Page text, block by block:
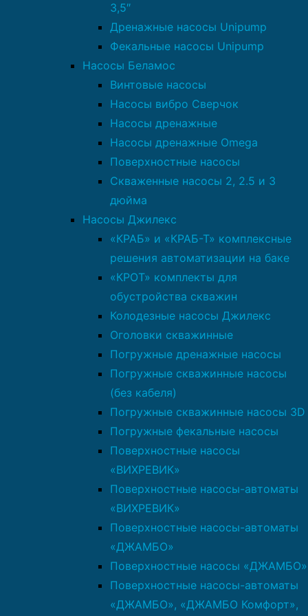
3,5″
Дренажные насосы Unipump
Фекальные насосы Unipump
Насосы Беламос
Винтовые насосы
Насосы вибро Сверчок
Насосы дренажные
Насосы дренажные Omega
Поверхностные насосы
Скваженные насосы 2, 2.5 и 3
дюйма
Насосы Джилекс
«КРАБ» и «КРАБ-Т» комплексные
решения автоматизации на баке
«КРОТ» комплекты для
обустройства скважин
Колодезные насосы Джилекс
Оголовки скважинные
Погружные дренажные насосы
Погружные скважинные насосы
(без кабеля)
Погружные скважинные насосы 3D
Погружные фекальные насосы
Поверхностные насосы
«ВИХРЕВИК»
Поверхностные насосы-автоматы
«ВИХРЕВИК»
Поверхностные насосы-автоматы
«ДЖАМБО»
Поверхностные насосы «ДЖАМБО»
Поверхностные насосы-автоматы
«ДЖАМБО», «ДЖАМБО Комфорт»,